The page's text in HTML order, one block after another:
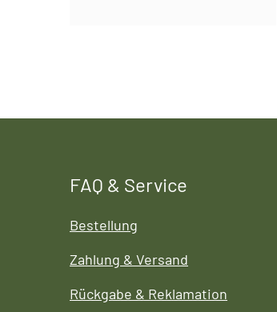
FAQ & Service
Bestellung
Zahlung & Versand
Rückgabe & Reklamation